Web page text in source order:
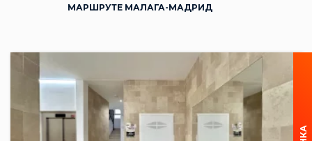
МАРШРУТЕ МАЛАГА-МАДРИД